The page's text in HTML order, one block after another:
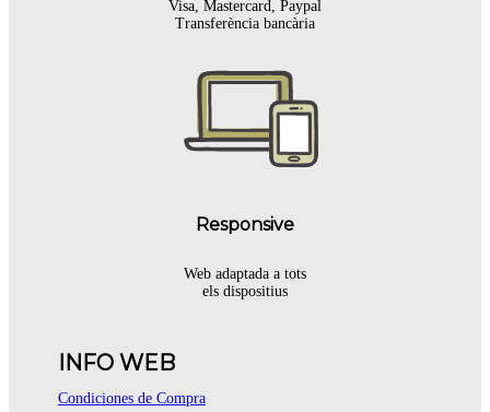
Visa, Mastercard, Paypal
Transferència bancària
Responsive
Web adaptada a tots
els dispositius
INFO WEB
Condiciones de Compra